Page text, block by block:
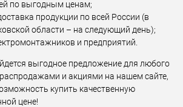
по выгодным ценам;
продукции по всей России (в
области – на следующий день);
и предприятий.
выгодное предложение для любого
распродажами и акциями на нашем сайте,
купить качественную
цене!